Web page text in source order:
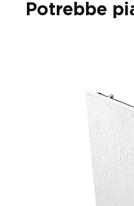
Potrebbe